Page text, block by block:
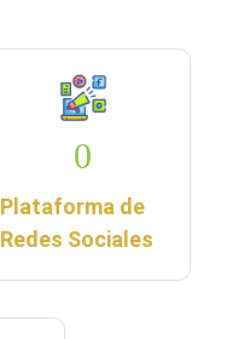
0
Plataforma de
Redes Sociales